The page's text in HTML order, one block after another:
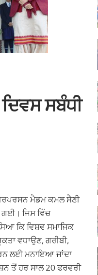
ਸਬੰਧੀ
ਮੈਡਮ ਕਮਲ ਸੈਣੀ
ਗਈ। ਜਿਸ ਵਿੱਚ
ਕਿ ਵਿਸ਼ਵ ਸਮਾਜਿਕ
ਵਧਾਉਣ, ਗਰੀਬੀ,
ਲਈ ਮਨਾਇਆ ਜਾਂਦਾ
ਤੋਂ ਹਰ ਸਾਲ 20 ਫਰਵਰੀ